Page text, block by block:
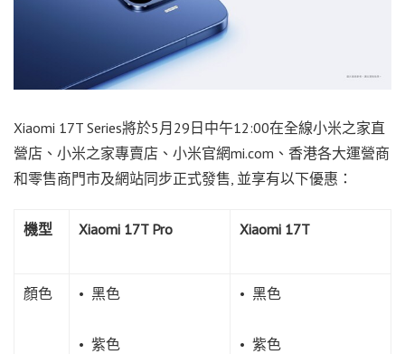
Xiaomi 17T Series將於5月29日中午12:00在全線小米之家直
營店、小米之家專賣店、小米官網mi.com、香港各大運營商
和零售商門市及網站同步正式發售, 並享有以下優惠：
機型 Xiaomi 17T Pro Xiaomi 17T
顏色 • 黑色
• 紫色
• 黑色
• 紫色